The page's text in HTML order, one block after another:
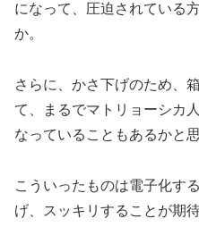
になって、圧迫されている
か。
さらに、かさ下げのため、
て、まるでマトリョーシカ
なっていることもあるかと思
こういったものは電子化す
げ、スッキリすることが期